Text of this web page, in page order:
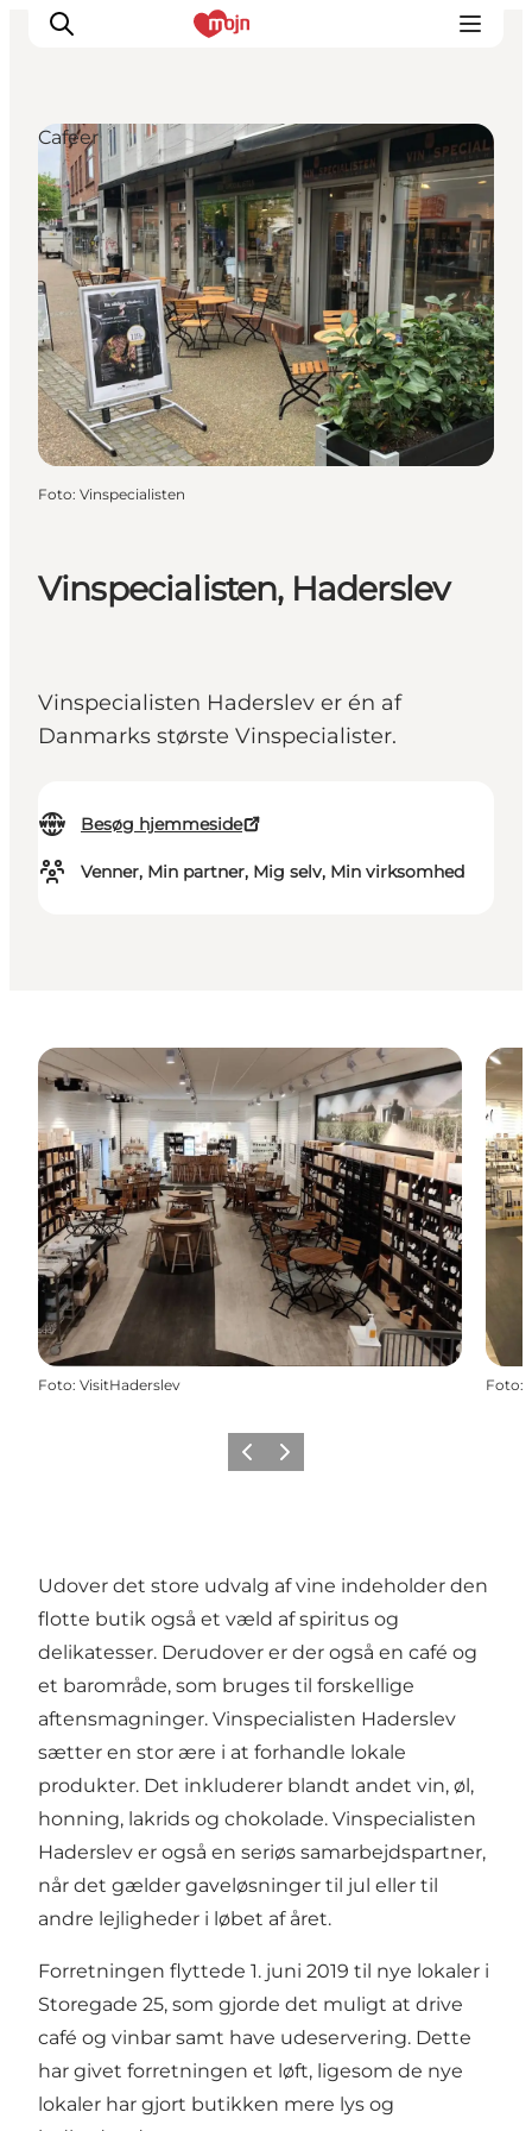
Oplevelser
Byer & Steder
Det sker
Overnatning
Planlæg din ferie
Booking
Vinspecialisten, Haderslev
Vinspecialisten Haderslev er én af
Danmarks største Vinspecialister.
Besøg hjemmeside
Venner, Min partner, Mig selv, Min virksomhed
Cafeer
Foto: Vinspecialisten
Foto: VisitHaderslev Foto:
ForrigeNæste
Udover det store udvalg af vine indeholder den
flotte butik også et væld af spiritus og
delikatesser. Derudover er der også en café og
et barområde, som bruges til forskellige
aftensmagninger. Vinspecialisten Haderslev
sætter en stor ære i at forhandle lokale
produkter. Det inkluderer blandt andet vin, øl,
honning, lakrids og chokolade. Vinspecialisten
Haderslev er også en seriøs samarbejdspartner,
når det gælder gaveløsninger til jul eller til
andre lejligheder i løbet af året.
Forretningen flyttede 1. juni 2019 til nye lokaler i
Storegade 25, som gjorde det muligt at drive
café og vinbar samt have udeservering. Dette
har givet forretningen et løft, ligesom de nye
lokaler har gjort butikken mere lys og